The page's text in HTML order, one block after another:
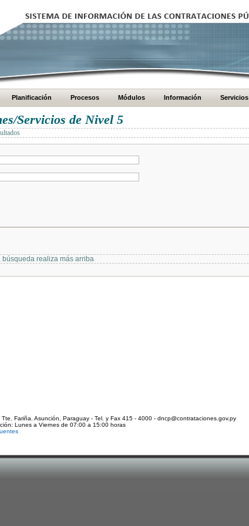
Planificación Procesos Módulos Información Servicios
Servicios de Nivel 5
búsqueda realiza más arriba
Fariña. Asunción, Paraguay - Tel. y Fax 415 - 4000 - dncp@contrataciones.gov.py
Lunes a Viernes de 07:00 a 15:00 horas